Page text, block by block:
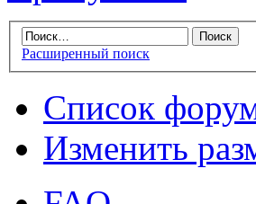
Расширенный поиск
Список
Изменить